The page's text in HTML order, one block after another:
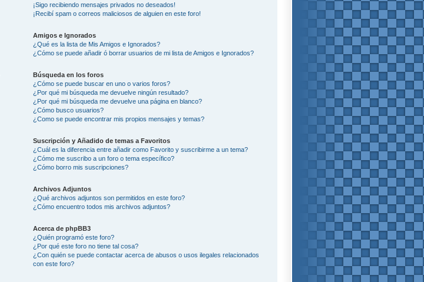
¡Sigo recibiendo mensajes privados no deseados!
¡Recibí spam o correos maliciosos de alguien en este foro!
Amigos e Ignorados
¿Qué es la lista de Mis Amigos e Ignorados?
¿Cómo se puede añadir ó borrar usuarios de mi lista de Amigos e Ignorados?
Búsqueda en los foros
¿Cómo se puede buscar en uno o varios foros?
¿Por qué mi búsqueda me devuelve ningún resultado?
¿Por qué mi búsqueda me devuelve una página en blanco?
¿Cómo busco usuarios?
¿Como se puede encontrar mis propios mensajes y temas?
Suscripción y Añadido de temas a Favoritos
¿Cuál es la diferencia entre añadir como Favorito y suscribirme a un tema?
¿Cómo me suscribo a un foro o tema específico?
¿Cómo borro mis suscripciones?
Archivos Adjuntos
¿Qué archivos adjuntos son permitidos en este foro?
¿Cómo encuentro todos mis archivos adjuntos?
Acerca de phpBB3
¿Quién programó este foro?
¿Por qué este foro no tiene tal cosa?
¿Con quién se puede contactar acerca de abusos o usos ilegales relacionados
con este foro?